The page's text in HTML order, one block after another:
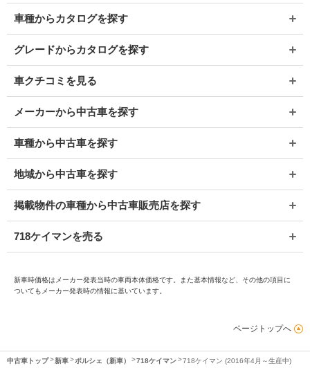
車種からカタログを探す
グレードからカタログを探す
車クチコミを見る
メーカーから中古車を探す
車種から中古車を探す
地域から中古車を探す
掲載物件の車種から中古車販売店を探す
718ケイマンを売る
新車時価格はメーカー発表当時の車両本体価格です。また基本情報など、その他の項目に
ついてもメーカー発表時の情報に基いています。
ページトップへ
中古車トップ 新車 ポルシェ（新車） 718ケイマン 718ケイマン (2016年4月～生産中)